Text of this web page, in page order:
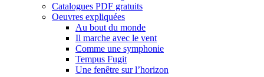
Catalogues PDF gratuits
Oeuvres expliquées
Au bout du monde
Il marche avec le vent
Comme une symphonie
Tempus Fugit
Une fenêtre sur l’horizon